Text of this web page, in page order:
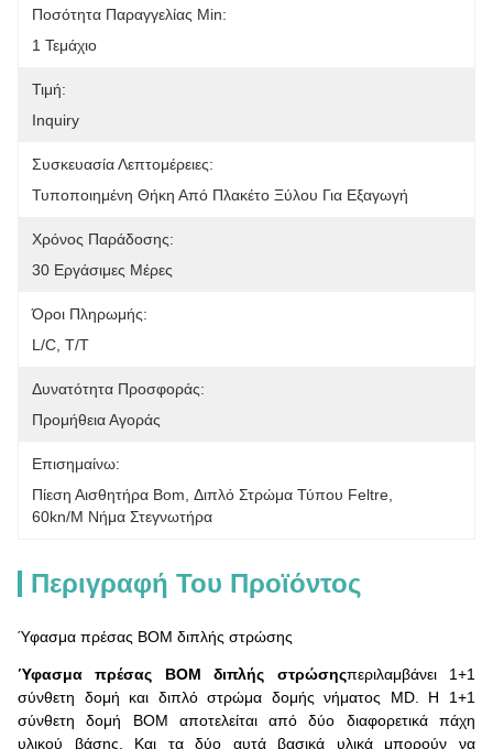
Ποσότητα Παραγγελίας Min:
1 Τεμάχιο
Τιμή:
Inquiry
Συσκευασία Λεπτομέρειες:
Τυποποιημένη Θήκη Από Πλακέτο Ξύλου Για Εξαγωγή
Χρόνος Παράδοσης:
30 Εργάσιμες Μέρες
Όροι Πληρωμής:
L/C, T/T
Δυνατότητα Προσφοράς:
Προμήθεια Αγοράς
Επισημαίνω:
Πίεση Αισθητήρα Bom Διπλό Στρώμα Τύπου Feltre
60kn/m Νήμα Στεγνωτήρα
Περιγραφή Του Προϊόντος
Ύφασμα πρέσας BOM διπλής στρώσης
Ύφασμα πρέσας BOM διπλής στρώσηςπεριλαμβάνει 1+1
σύνθετη δομή και διπλό στρώμα δομής νήματος MD. Η 1+1
σύνθετη δομή BOM αποτελείται από δύο διαφορετικά πάχη
υλικού βάσης. Και τα δύο αυτά βασικά υλικά μπορούν να